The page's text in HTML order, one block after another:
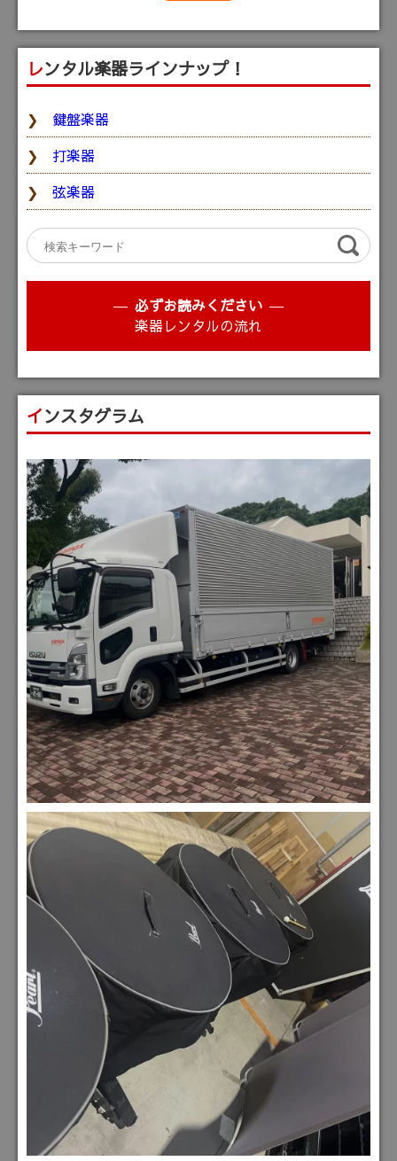
レンタル楽器ラインナップ！
鍵盤楽器
打楽器
弦楽器
必ずお読みください
楽器レンタルの流れ
インスタグラム